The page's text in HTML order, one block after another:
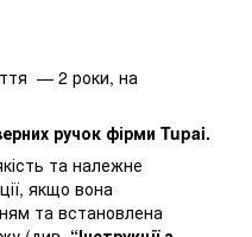
— 2 роки, на
ручок фірми Tupai.
та належне
якщо вона
та встановлена